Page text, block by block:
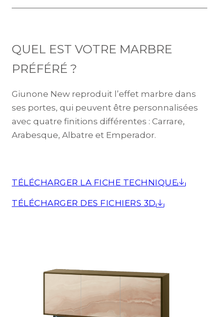
QUEL EST VOTRE MARBRE
PRÉFÉRÉ ?
Giunone New reproduit l’effet marbre dans
ses portes, qui peuvent être personnalisées
avec quatre finitions différentes : Carrare,
Arabesque, Albatre et Emperador.
TÉLÉCHARGER LA FICHE TECHNIQUE
TÉLÉCHARGER DES FICHIERS 3D